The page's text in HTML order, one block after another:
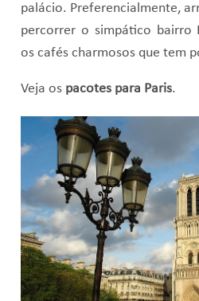
palácio. Preferencialmente,
percorrer o simpático bairro
os cafés charmosos que tem
Veja os pacotes para Paris.